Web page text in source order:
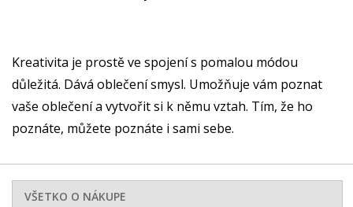
Kreativita je prostě ve spojení s pomalou módou
důležitá. Dává oblečení smysl. Umožňuje vám poznat
vaše oblečení a vytvořit si k němu vztah. Tím, že ho
poznáte, můžete poznáte i sami sebe.
VŠETKO O NÁKUPE